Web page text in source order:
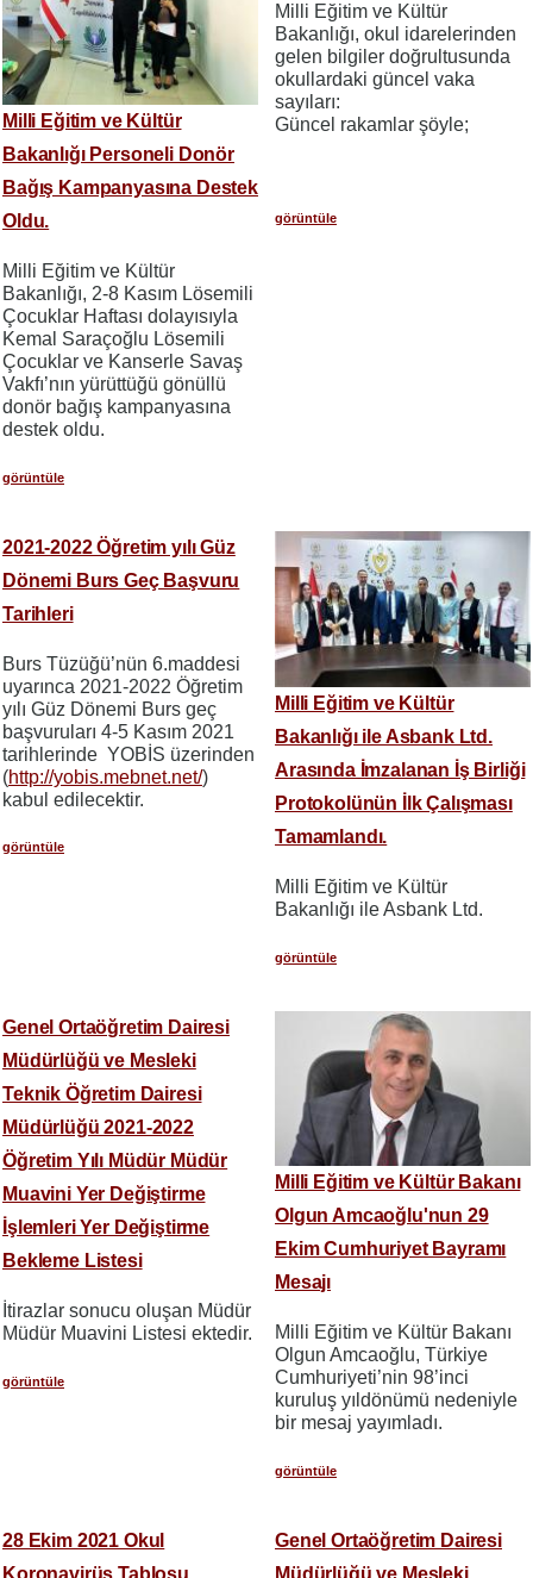
Milli Eğitim ve Kültür
Bakanlığı Personeli Donör
Bağış Kampanyasına Destek
Oldu.
Milli Eğitim ve Kültür
Bakanlığı, 2-8 Kasım Lösemili
Çocuklar Haftası dolayısıyla
Kemal Saraçoğlu Lösemili
Çocuklar ve Kanserle Savaş
Vakfı’nın yürüttüğü gönüllü
donör bağış kampanyasına
destek oldu.
görüntüle
Milli Eğitim ve Kültür
Bakanlığı, okul idarelerinden
gelen bilgiler doğrultusunda
okullardaki güncel vaka
sayıları:
Güncel rakamlar şöyle;
görüntüle
2021-2022 Öğretim yılı Güz
Dönemi Burs Geç Başvuru
Tarihleri
Burs Tüzüğü’nün 6.maddesi
uyarınca 2021-2022 Öğretim
yılı Güz Dönemi Burs geç
başvuruları 4-5 Kasım 2021
tarihlerinde YOBİS üzerinden
(http://yobis.mebnet.net/)
kabul edilecektir.
görüntüle
Milli Eğitim ve Kültür
Bakanlığı ile Asbank Ltd.
Arasında İmzalanan İş Birliği
Protokolünün İlk Çalışması
Tamamlandı.
Milli Eğitim ve Kültür
Bakanlığı ile Asbank Ltd.
görüntüle
Genel Ortaöğretim Dairesi
Müdürlüğü ve Mesleki
Teknik Öğretim Dairesi
Müdürlüğü 2021-2022
Öğretim Yılı Müdür Müdür
Muavini Yer Değiştirme
İşlemleri Yer Değiştirme
Bekleme Listesi
İtirazlar sonucu oluşan Müdür
Müdür Muavini Listesi ektedir.
görüntüle
Milli Eğitim ve Kültür Bakanı
Olgun Amcaoğlu'nun 29
Ekim Cumhuriyet Bayramı
Mesajı
Milli Eğitim ve Kültür Bakanı
Olgun Amcaoğlu, Türkiye
Cumhuriyeti’nin 98’inci
kuruluş yıldönümü nedeniyle
bir mesaj yayımladı.
görüntüle
28 Ekim 2021 Okul
Genel Ortaöğretim Dairesi